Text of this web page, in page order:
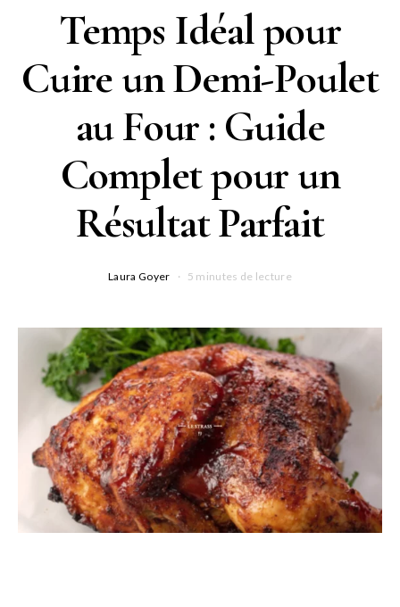
Temps Idéal pour
Cuire un Demi-Poulet
au Four : Guide
Complet pour un
Résultat Parfait
Laura Goyer 5 minutes de lecture